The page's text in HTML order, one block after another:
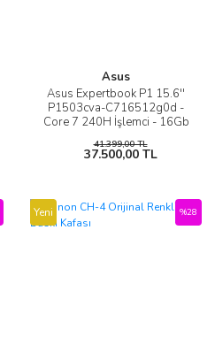
Asus
Asus Expertbook P1 15.6''
P1503cva-C716512g0d -
Core 7 240H İşlemci - 16Gb
Ssd-Freedos
41.399,00 TL
37.500,00 TL
Yeni %28